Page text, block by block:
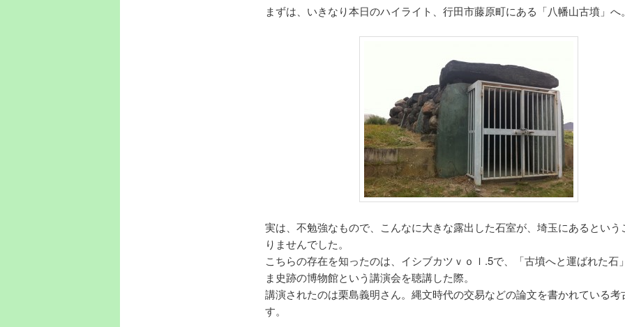
まずは、いきなり本日のハイライト、行田市藤原町にある「八幡山古墳」へ
実は、不勉強なもので、こんなに大きな露出した石室が、埼玉にあるという
りませんでした。
こちらの存在を知ったのは、イシブカツｖｏｌ.5で、「古墳へと運ばれた石
ま史跡の博物館という講演会を聴講した際。
講演されたのは栗島義明さん。縄文時代の交易などの論文を書かれている考
す。